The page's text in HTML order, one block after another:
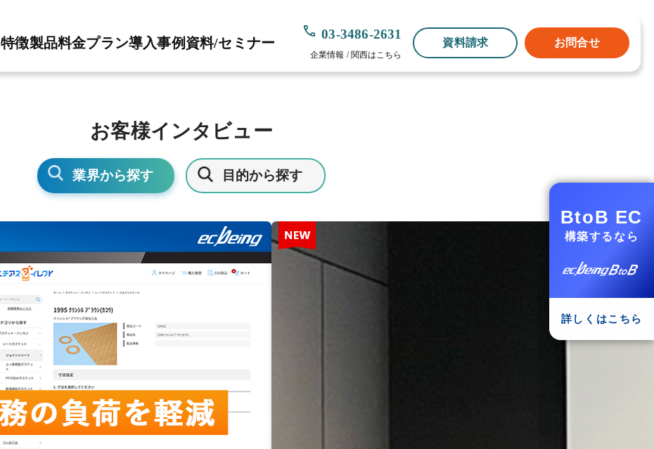
特徴製品料金プラン導入事例資料/セミナー
03-3486-2631
企業情報 / 関西はこちら
資料請求 お問合せ
BtoB EC
構築するなら
詳しくはこちら
お客様インタビュー
業界から探す 目的から探す